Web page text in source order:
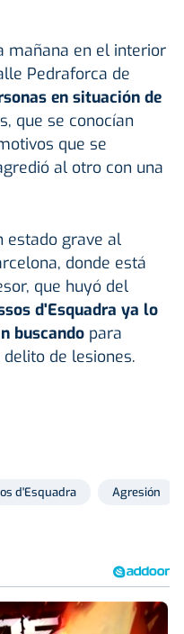
mañana en el interior
Pedraforca de
en situación de
que se conocían
que se
al otro con una
estado grave al
donde está
que huyó del
d'Esquadra ya lo
buscando para
de lesiones.
d'Esquadra Agresión